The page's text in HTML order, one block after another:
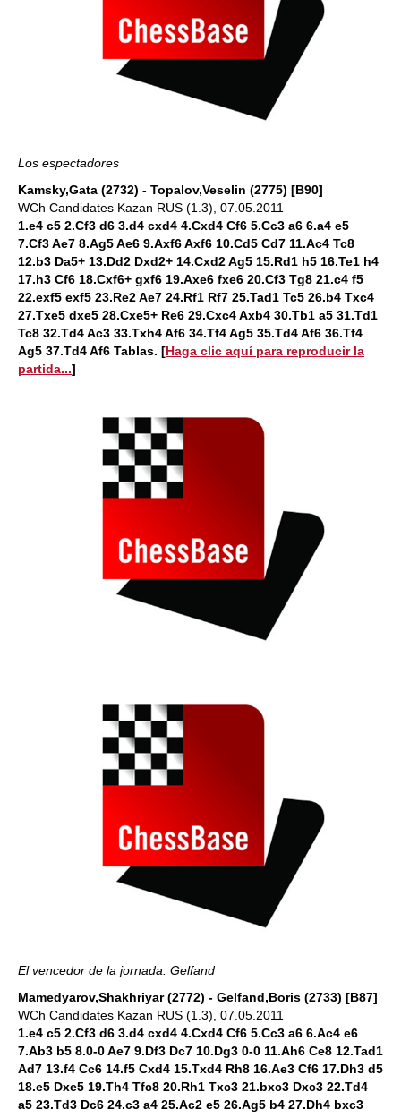
Los espectadores
Kamsky,Gata (2732) - Topalov,Veselin (2775) [B90]
WCh Candidates Kazan RUS (1.3), 07.05.2011
1.e4 c5 2.Cf3 d6 3.d4 cxd4 4.Cxd4 Cf6 5.Cc3 a6 6.a4 e5
7.Cf3 Ae7 8.Ag5 Ae6 9.Axf6 Axf6 10.Cd5 Cd7 11.Ac4 Tc8
12.b3 Da5+ 13.Dd2 Dxd2+ 14.Cxd2 Ag5 15.Rd1 h5 16.Te1 h4
17.h3 Cf6 18.Cxf6+ gxf6 19.Axe6 fxe6 20.Cf3 Tg8 21.c4 f5
22.exf5 exf5 23.Re2 Ae7 24.Rf1 Rf7 25.Tad1 Tc5 26.b4 Txc4
27.Txe5 dxe5 28.Cxe5+ Re6 29.Cxc4 Axb4 30.Tb1 a5 31.Td1
Tc8 32.Td4 Ac3 33.Txh4 Af6 34.Tf4 Ag5 35.Td4 Af6 36.Tf4
Ag5 37.Td4 Af6 Tablas. [Haga clic aquí para reproducir la
partida...]
El vencedor de la jornada: Gelfand
Mamedyarov,Shakhriyar (2772) - Gelfand,Boris (2733) [B87]
WCh Candidates Kazan RUS (1.3), 07.05.2011
1.e4 c5 2.Cf3 d6 3.d4 cxd4 4.Cxd4 Cf6 5.Cc3 a6 6.Ac4 e6
7.Ab3 b5 8.0-0 Ae7 9.Df3 Dc7 10.Dg3 0-0 11.Ah6 Ce8 12.Tad1
Ad7 13.f4 Cc6 14.f5 Cxd4 15.Txd4 Rh8 16.Ae3 Cf6 17.Dh3 d5
18.e5 Dxe5 19.Th4 Tfc8 20.Rh1 Txc3 21.bxc3 Dxc3 22.Td4
a5 23.Td3 Dc6 24.c3 a4 25.Ac2 e5 26.Ag5 b4 27.Dh4 bxc3